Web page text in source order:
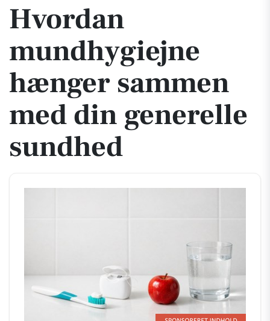
Hvordan
mundhygiejne
hænger sammen
med din generelle
sundhed